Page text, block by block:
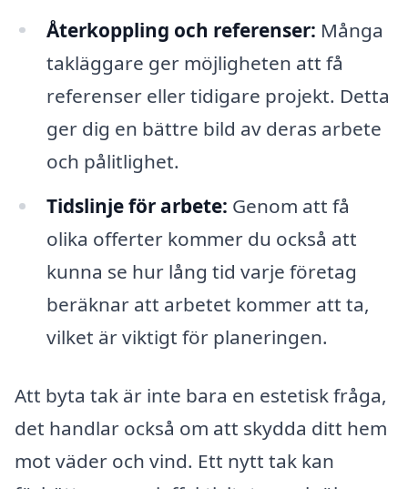
Återkoppling och referenser: Många
takläggare ger möjligheten att få
referenser eller tidigare projekt. Detta
ger dig en bättre bild av deras arbete
och pålitlighet.
Tidslinje för arbete: Genom att få
olika offerter kommer du också att
kunna se hur lång tid varje företag
beräknar att arbetet kommer att ta,
vilket är viktigt för planeringen.
Att byta tak är inte bara en estetisk fråga,
det handlar också om att skydda ditt hem
mot väder och vind. Ett nytt tak kan